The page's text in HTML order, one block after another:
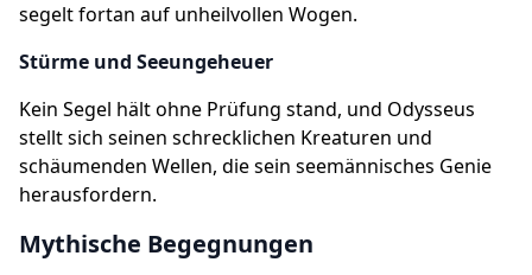
segelt fortan auf unheilvollen Wogen.
Stürme und Seeungeheuer
Kein Segel hält ohne Prüfung stand, und Odysseus
stellt sich seinen schrecklichen Kreaturen und
schäumenden Wellen, die sein seemännisches Genie
herausfordern.
Mythische Begegnungen